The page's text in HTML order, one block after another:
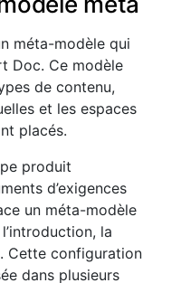
méta-modèle qui
Doc. Ce modèle
de contenu,
et les espaces
placés.
produit
d’exigences
un méta-modèle
la
Cette configuration
dans plusieurs